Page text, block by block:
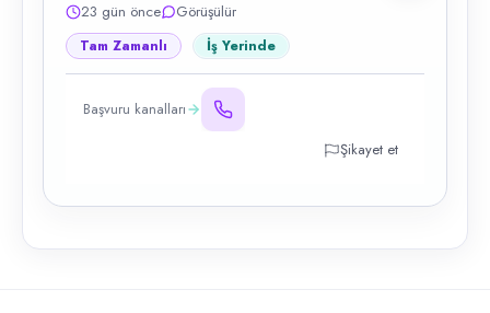
23 gün önce
Görüşülür
Tam Zamanlı İş Yerinde
Başvuru kanalları
Şikayet et